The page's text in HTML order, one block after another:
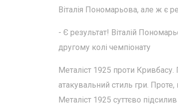
Віталія Пономарьова, але ж є
- Є результат! Віталій
другому колі чемпіонату
Металіст 1925 проти
атакувальний стиль гри.
Металіст 1925 суттєво